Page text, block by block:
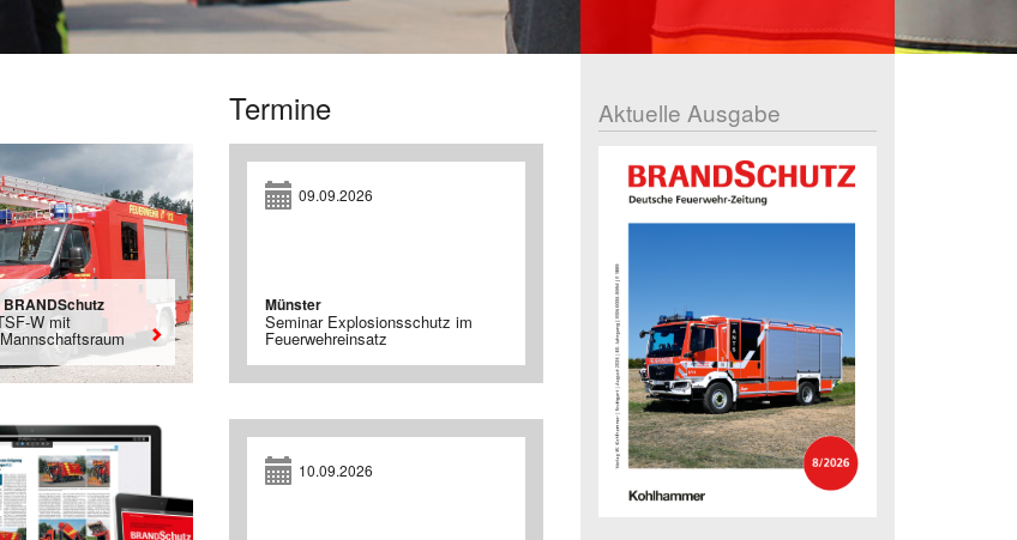
BRANDSchutz
W mit
Termine
09.09.2026
Münster
Seminar Explosionsschutz im
Feuerwehreinsatz
10.09.2026
Aktuelle Ausgabe